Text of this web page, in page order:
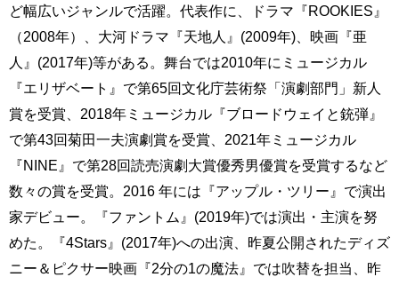
ど幅広いジャンルで活躍。代表作に、ドラマ『ROOKIES』
（2008年）、大河ドラマ『天地人』(2009年)、映画『亜
人』(2017年)等がある。舞台では2010年にミュージカル
『エリザベート』で第65回文化庁芸術祭「演劇部門」新人
賞を受賞、2018年ミュージカル『ブロードウェイと銃弾』
で第43回菊田一夫演劇賞を受賞、2021年ミュージカル
『NINE』で第28回読売演劇大賞優秀男優賞を受賞するなど
数々の賞を受賞。2016 年には『アップル・ツリー』で演出
家デビュー。『ファントム』(2019年)では演出・主演を努
めた。『4Stars』(2017年)への出演、昨夏公開されたディズ
ニー＆ピクサー映画『2分の1の魔法』では吹替を担当、昨